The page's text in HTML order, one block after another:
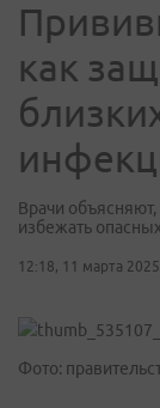
как
Врачи
избежать
12:18, 11 марта 2025
Фото: